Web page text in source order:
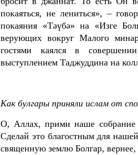
покаяться, не лениться», –
покаяния «Тәүбә» на «Изге
верующих вокруг Малого
гостями каялся в
выступлением Таджуддина на
Как булгары приняли ислам от
О, Аллах, прими наше собрание
Сделай это благостным для
священную землю Болгар,